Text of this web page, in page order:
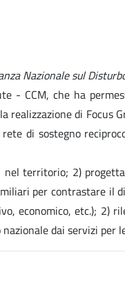
Nazionale sul
CCM, che ha
realizzazione di Focus
di sostegno
territorio; 2)
per contrastare il
economico, etc.); 2)
dai servizi per